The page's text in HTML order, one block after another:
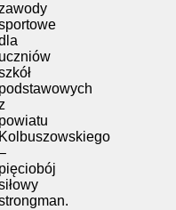
uczniów
podstawowych
powiatu
Kolbuszowskiego
pięciobój